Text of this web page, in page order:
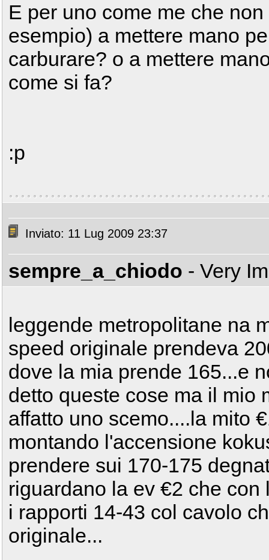
E per uno come me che
esempio) a mettere mano
carburare? o a mettere
come si fa?
:p
Inviato: 11 Lug 2009 23:37
sempre_a_chiodo - Very
leggende metropolitane na
speed originale prendeva
dove la mia prende 165...e
detto queste cose ma il mio
affatto uno scemo....la mito
montando l'accensione
prendere sui 170-175
riguardano la ev €2 che
i rapporti 14-43 col cavolo
originale...